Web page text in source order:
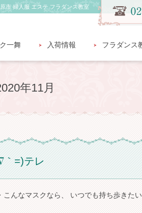
市 婦人服 エステ フラダンス教室
一舞 入荷情報 フラダンス
年11月
｀=)テレ
こんなマスクなら、 いつでも持ち歩きた